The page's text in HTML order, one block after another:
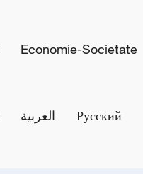
Economie-Societate
العربية Русский